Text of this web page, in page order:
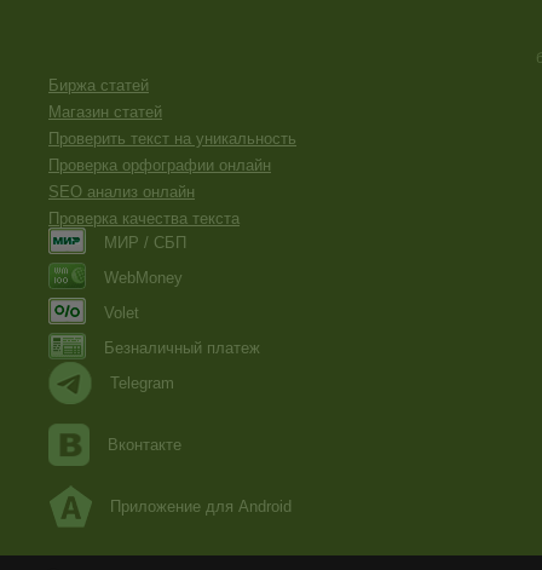
Биржа статей
Магазин статей
Проверить текст на уникальность
Проверка орфографии онлайн
SEO анализ онлайн
Проверка качества текста
МИР / СБП
WebMoney
Volet
Безналичный платеж
Telegram
Вконтакте
Приложение для Android